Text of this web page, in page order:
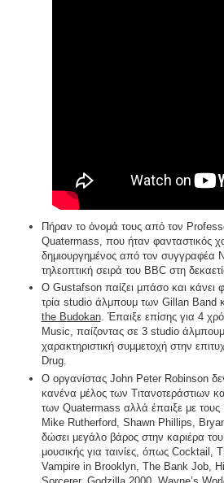
Πήραν το όνομά τους από τον
Quatermass, που ήταν φανταστικός
δημιουργημένος από τον συγγραφέα
τηλεοπτική σειρά του BBC στη
O Gustafson παίζει μπάσο και κάνει
τρία studio άλμπουμ των Gillan Band
the Budokan. Έπαιξε επίσης για 4
Music, παίζοντας σε 3 studio
χαρακτηριστική συμμετοχή στην
Drug.
Ο οργανίστας John Peter Robinson
κανένα μέλος των Τιτανοτεράστιων
των Quatermass αλλά έπαιξε με
Mike Rutherford, Shawn Phillips,
δώσει μεγάλο βάρος στην καριέρα
μουσικής για ταινίες, όπως Cocktail,
Vampire in Brooklyn, The Bank Job,